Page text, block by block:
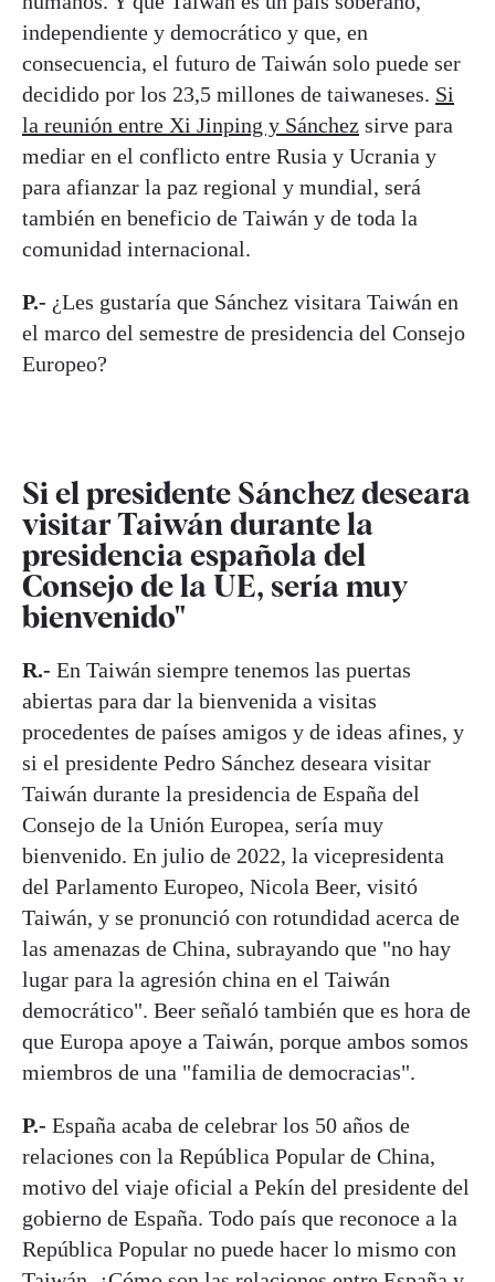
independiente y democrático y que, en
consecuencia, el futuro de Taiwán solo puede ser
decidido por los 23,5 millones de taiwaneses. Si
la reunión entre Xi Jinping y Sánchez sirve para
mediar en el conflicto entre Rusia y Ucrania y
para afianzar la paz regional y mundial, será
también en beneficio de Taiwán y de toda la
comunidad internacional.
P.- ¿Les gustaría que Sánchez visitara Taiwán en
el marco del semestre de presidencia del Consejo
Europeo?
Si el presidente Sánchez deseara
visitar Taiwán durante la
presidencia española del
Consejo de la UE, sería muy
bienvenido"
R.- En Taiwán siempre tenemos las puertas
abiertas para dar la bienvenida a visitas
procedentes de países amigos y de ideas afines, y
si el presidente Pedro Sánchez deseara visitar
Taiwán durante la presidencia de España del
Consejo de la Unión Europea, sería muy
bienvenido. En julio de 2022, la vicepresidenta
del Parlamento Europeo, Nicola Beer, visitó
Taiwán, y se pronunció con rotundidad acerca de
las amenazas de China, subrayando que "no hay
lugar para la agresión china en el Taiwán
democrático". Beer señaló también que es hora de
que Europa apoye a Taiwán, porque ambos somos
miembros de una "familia de democracias".
P.- España acaba de celebrar los 50 años de
relaciones con la República Popular de China,
motivo del viaje oficial a Pekín del presidente del
gobierno de España. Todo país que reconoce a la
República Popular no puede hacer lo mismo con